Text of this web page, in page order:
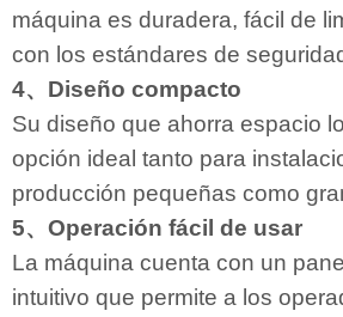
máquina es duradera, fácil de
con los estándares de
4、Diseño compacto
Su diseño que ahorra espacio
opción ideal tanto para
producción pequeñas como
5、Operación fácil de usar
La máquina cuenta con un
intuitivo que permite a los